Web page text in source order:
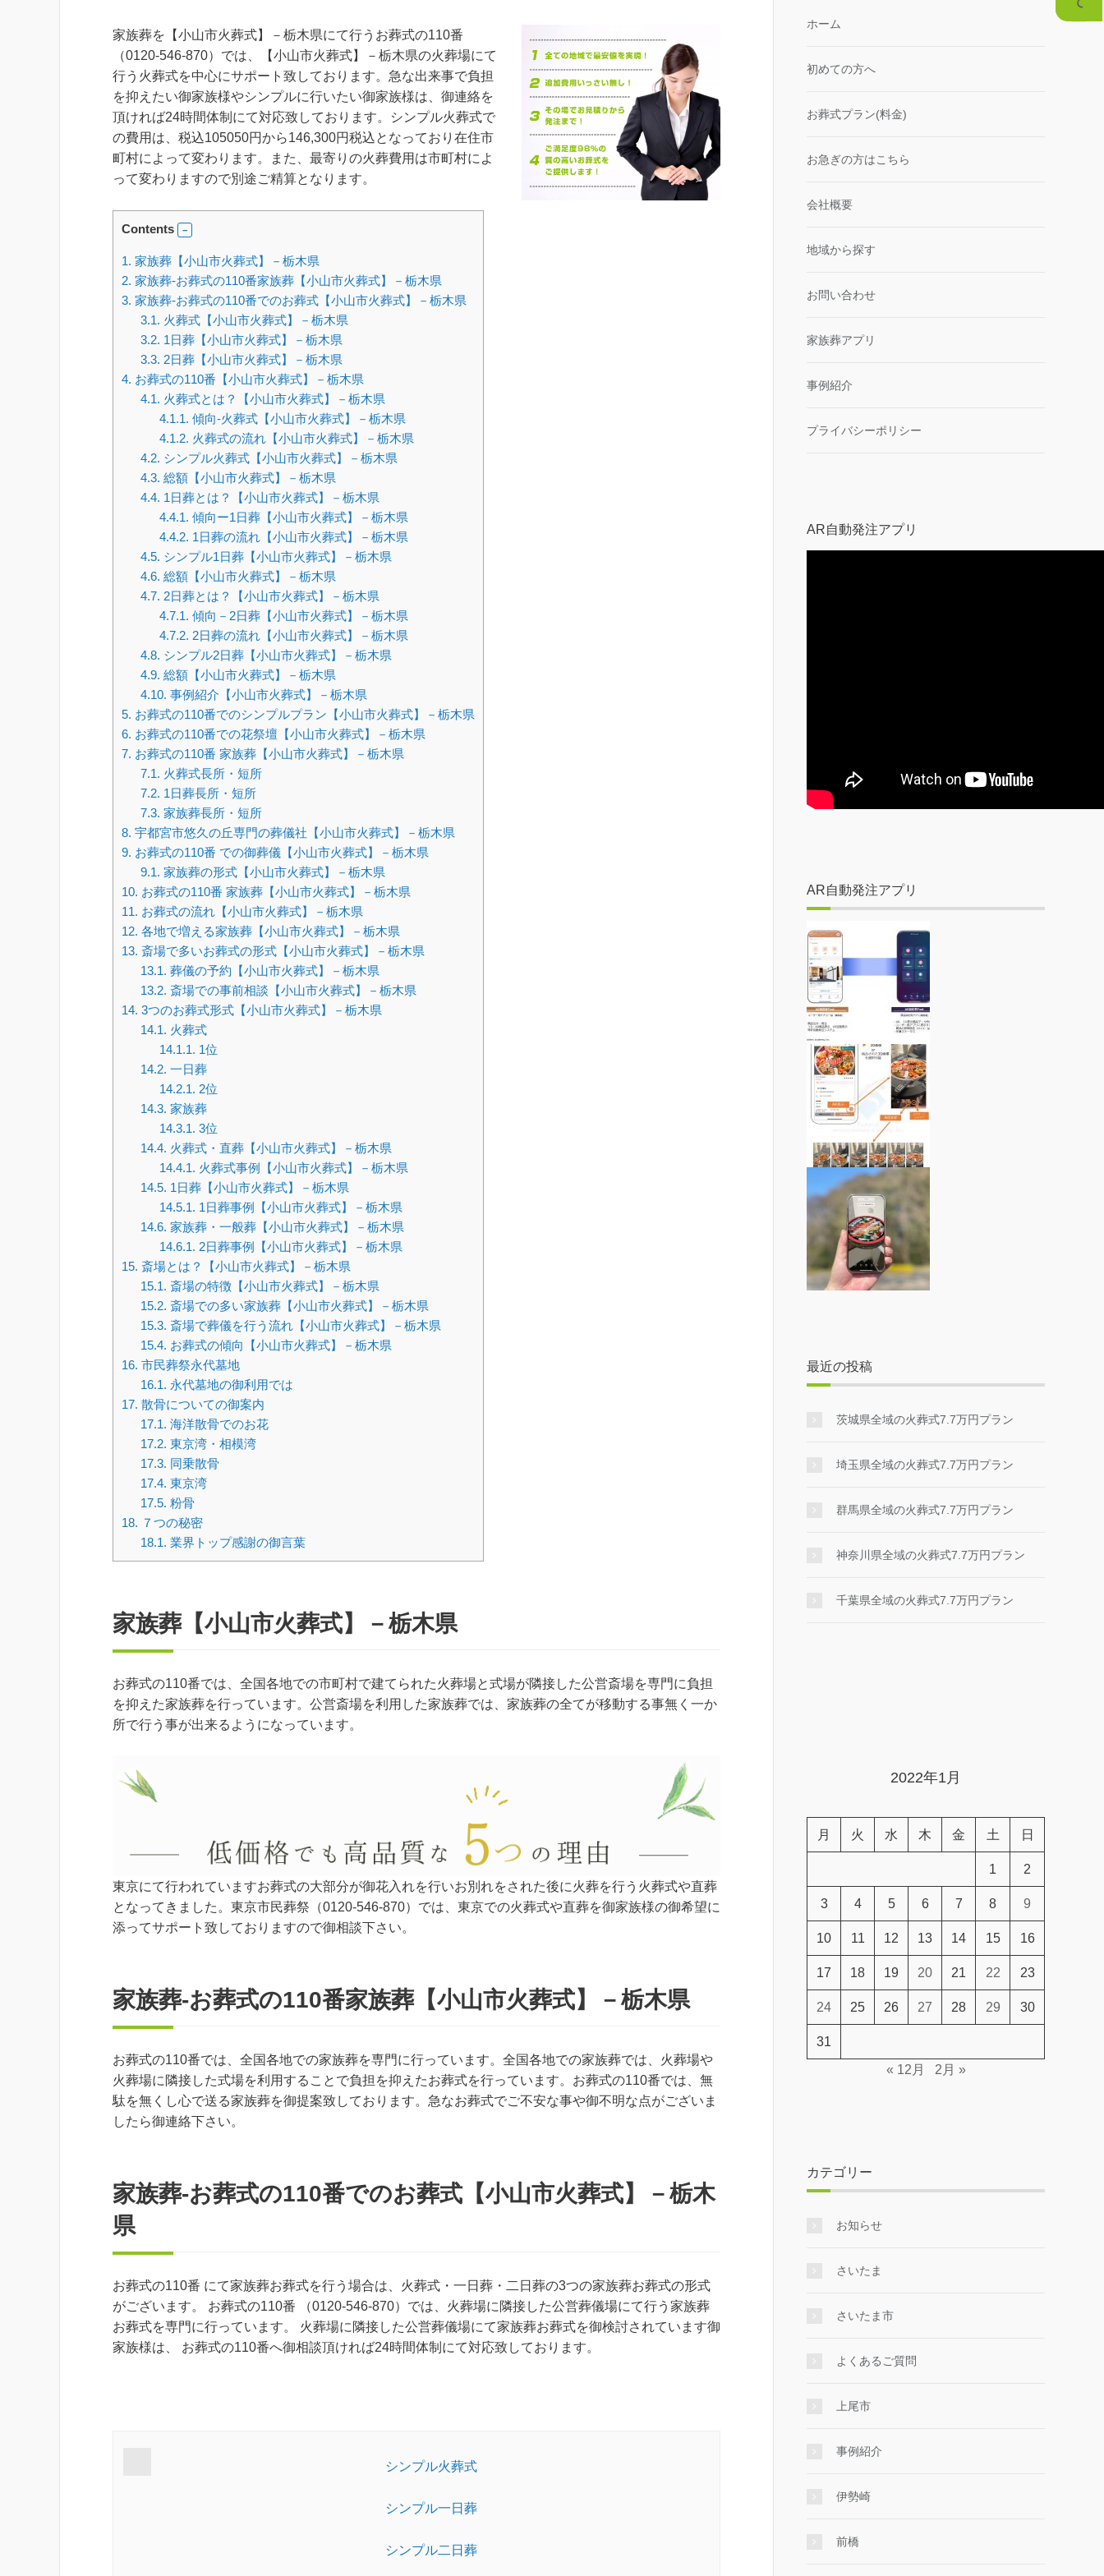
家族葬を【小山市火葬式】－栃木県にて行うお葬式の110番
（0120-546-870）では、【小山市火葬式】－栃木県の火葬場にて
行う火葬式を中心にサポート致しております。急な出来事で負担
を抑えたい御家族様やシンプルに行いたい御家族様は、御連絡を
頂ければ24時間体制にて対応致しております。シンプル火葬式で
の費用は、税込105050円から146,300円税込となっており在住市
町村によって変わります。また、最寄りの火葬費用は市町村によ
って変わりますので別途ご精算となります。
Contents
1. 家族葬【小山市火葬式】－栃木県
2. 家族葬-お葬式の110番家族葬【小山市火葬式】－栃木県
3. 家族葬-お葬式の110番でのお葬式【小山市火葬式】－栃木県
3.1. 火葬式【小山市火葬式】－栃木県
3.2. 1日葬【小山市火葬式】－栃木県
3.3. 2日葬【小山市火葬式】－栃木県
4. お葬式の110番【小山市火葬式】－栃木県
4.1. 火葬式とは？【小山市火葬式】－栃木県
4.1.1. 傾向-火葬式【小山市火葬式】－栃木県
4.1.2. 火葬式の流れ【小山市火葬式】－栃木県
4.2. シンプル火葬式【小山市火葬式】－栃木県
4.3. 総額【小山市火葬式】－栃木県
4.4. 1日葬とは？【小山市火葬式】－栃木県
4.4.1. 傾向ー1日葬【小山市火葬式】－栃木県
4.4.2. 1日葬の流れ【小山市火葬式】－栃木県
4.5. シンプル1日葬【小山市火葬式】－栃木県
4.6. 総額【小山市火葬式】－栃木県
4.7. 2日葬とは？【小山市火葬式】－栃木県
4.7.1. 傾向－2日葬【小山市火葬式】－栃木県
4.7.2. 2日葬の流れ【小山市火葬式】－栃木県
4.8. シンプル2日葬【小山市火葬式】－栃木県
4.9. 総額【小山市火葬式】－栃木県
4.10. 事例紹介【小山市火葬式】－栃木県
5. お葬式の110番でのシンプルプラン【小山市火葬式】－栃木県
6. お葬式の110番での花祭壇【小山市火葬式】－栃木県
7. お葬式の110番 家族葬【小山市火葬式】－栃木県
7.1. 火葬式長所・短所
7.2. 1日葬長所・短所
7.3. 家族葬長所・短所
8. 宇都宮市悠久の丘専門の葬儀社【小山市火葬式】－栃木県
9. お葬式の110番 での御葬儀【小山市火葬式】－栃木県
9.1. 家族葬の形式【小山市火葬式】－栃木県
10. お葬式の110番 家族葬【小山市火葬式】－栃木県
11. お葬式の流れ【小山市火葬式】－栃木県
12. 各地で増える家族葬【小山市火葬式】－栃木県
13. 斎場で多いお葬式の形式【小山市火葬式】－栃木県
13.1. 葬儀の予約【小山市火葬式】－栃木県
13.2. 斎場での事前相談【小山市火葬式】－栃木県
14. 3つのお葬式形式【小山市火葬式】－栃木県
14.1. 火葬式
14.1.1. 1位
14.2. 一日葬
14.2.1. 2位
14.3. 家族葬
14.3.1. 3位
14.4. 火葬式・直葬【小山市火葬式】－栃木県
14.4.1. 火葬式事例【小山市火葬式】－栃木県
14.5. 1日葬【小山市火葬式】－栃木県
14.5.1. 1日葬事例【小山市火葬式】－栃木県
14.6. 家族葬・一般葬【小山市火葬式】－栃木県
14.6.1. 2日葬事例【小山市火葬式】－栃木県
15. 斎場とは？【小山市火葬式】－栃木県
15.1. 斎場の特徴【小山市火葬式】－栃木県
15.2. 斎場での多い家族葬【小山市火葬式】－栃木県
15.3. 斎場で葬儀を行う流れ【小山市火葬式】－栃木県
15.4. お葬式の傾向【小山市火葬式】－栃木県
16. 市民葬祭永代墓地
16.1. 永代墓地の御利用では
17. 散骨についての御案内
17.1. 海洋散骨でのお花
17.2. 東京湾・相模湾
17.3. 同乗散骨
17.4. 東京湾
17.5. 粉骨
18. ７つの秘密
18.1. 業界トップ感謝の御言葉
家族葬【小山市火葬式】－栃木県
お葬式の110番では、全国各地での市町村で建てられた火葬場と式場が隣接した公営斎場を専門に負担
を抑えた家族葬を行っています。公営斎場を利用した家族葬では、家族葬の全てが移動する事無く一か
所で行う事が出来るようになっています。
東京にて行われていますお葬式の大部分が御花入れを行いお別れをされた後に火葬を行う火葬式や直葬
となってきました。東京市民葬祭（0120-546-870）では、東京での火葬式や直葬を御家族様の御希望に
添ってサポート致しておりますので御相談下さい。
家族葬-お葬式の110番家族葬【小山市火葬式】－栃木県
お葬式の110番では、全国各地での家族葬を専門に行っています。全国各地での家族葬では、火葬場や
火葬場に隣接した式場を利用することで負担を抑えたお葬式を行っています。お葬式の110番では、無
駄を無くし心で送る家族葬を御提案致しております。急なお葬式でご不安な事や御不明な点がございま
したら御連絡下さい。
家族葬-お葬式の110番でのお葬式【小山市火葬式】－栃木
県
お葬式の110番 にて家族葬お葬式を行う場合は、火葬式・一日葬・二日葬の3つの家族葬お葬式の形式
がございます。 お葬式の110番 （0120-546-870）では、火葬場に隣接した公営葬儀場にて行う家族葬
お葬式を専門に行っています。 火葬場に隣接した公営葬儀場にて家族葬お葬式を御検討されています御
家族様は、 お葬式の110番へ御相談頂ければ24時間体制にて対応致しております。
シンプル火葬式
シンプル一日葬
シンプル二日葬
ホーム
初めての方へ
お葬式プラン(料金)
お急ぎの方はこちら
会社概要
地域から探す
お問い合わせ
家族葬アプリ
事例紹介
プライバシーポリシー
AR自動発注アプリ
AR自動発注アプリ
最近の投稿
茨城県全域の火葬式7.7万円プラン
埼玉県全域の火葬式7.7万円プラン
群馬県全域の火葬式7.7万円プラン
神奈川県全域の火葬式7.7万円プラン
千葉県全域の火葬式7.7万円プラン
2022年1月
月 火 水 木 金 土 日
1 2
3 4 5 6 7 8 9
10 11 12 13 14 15 16
17 18 19 20 21 22 23
24 25 26 27 28 29 30
31
« 12月
2月 »
カテゴリー
お知らせ
さいたま
さいたま市
よくあるご質問
上尾市
事例紹介
伊勢崎
前橋